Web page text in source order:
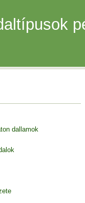
dallamok